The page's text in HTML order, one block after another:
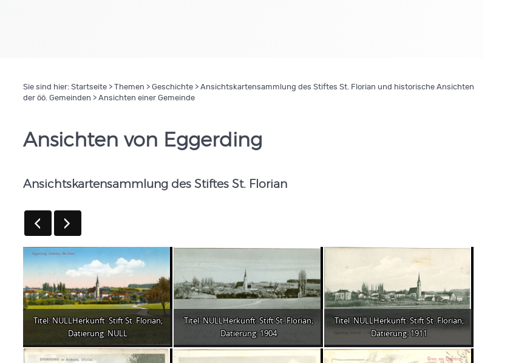
Sie sind hier: Startseite> Themen > Geschichte> Ansichtskartensammlung des Stiftes St. Florian und historische Ansichten
der öö. Gemeinden > Ansichten einer Gemeinde
Ansichten von Eggerding
Ansichtskartensammlung des Stiftes St. Florian
Titel: NULLHerkunft: Stift St. Florian;
Datierung: NULL
Titel: NULLHerkunft: Stift St. Florian;
Datierung: 1904
Titel: NULLHerkunft: Stift St. Florian;
Datierung: 1911